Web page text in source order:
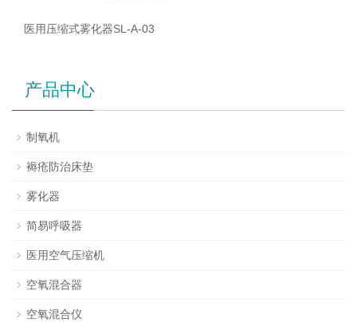
医用压缩式雾化器SL-A-03
产品中心
制氧机
褥疮防治床垫
雾化器
简易呼吸器
医用空气压缩机
空氧混合器
空氧混合仪